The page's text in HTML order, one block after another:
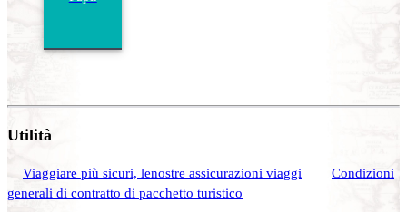
Utilità
Viaggiare più sicuri, lenostre assicurazioni viaggi
Condizioni
generali di contratto di pacchetto turistico